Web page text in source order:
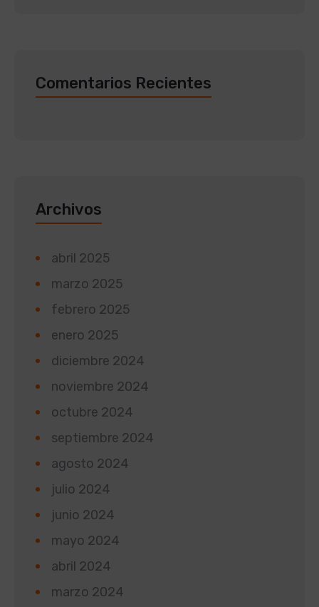
Comentarios Recientes
Archivos
abril 2025
marzo 2025
febrero 2025
enero 2025
diciembre 2024
noviembre 2024
octubre 2024
septiembre 2024
agosto 2024
julio 2024
junio 2024
mayo 2024
abril 2024
marzo 2024